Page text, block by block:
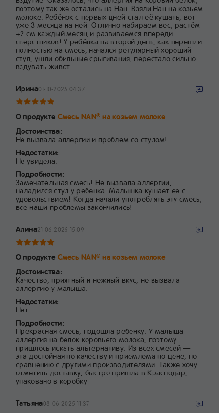
поэтому так же остались на Нан. Взяли Нан на козьем
молоке. Ребёнок с первых дней стал её кушать, вот
уже 3 месяца на ней. Отлично набираем вес, растём
+2 см каждый месяц и развиваемся впереди
сверстников! У ребёнка на второй день, как перешли
полностью на смесь, начался регулярный хороший
стул, ушли обильные срыгивания, перестало сильно
вздувать живот.
Ирина01-10-2025 04:37
О продукте Смесь NAN® на козьем молоке
Достоинства:
Не вызвала аллергии и проблем со стулом!
Недостатки:
Не увидела.
Подробности:
Замечательная смесь! Не вызвала аллергии,
наладился стул у ребёнка. Малышка кушает её с
удовольствием! Когда начали употреблять эту смесь,
все наши проблемы закончились!
Алина21-06-2025 15:09
О продукте Смесь NAN® на козьем молоке
Достоинства:
Качество, приятный и нежный вкус, не вызвала
аллергию у малыша.
Недостатки:
Нет.
Подробности:
Прекрасная смесь, подошла ребёнку. У малыша
аллергия на белок коровьего молока, поэтому
пришлось искать альтернативу. Из всех смесей —
эта достойная по качеству и приемлема по цене, по
сравнению с другими производителями. Также хочу
отметить доставку, быстро пришла в Краснодар,
упаковано в коробку.
Татьяна08-06-2025 11:37